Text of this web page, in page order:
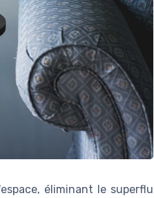
éliminant le superflu